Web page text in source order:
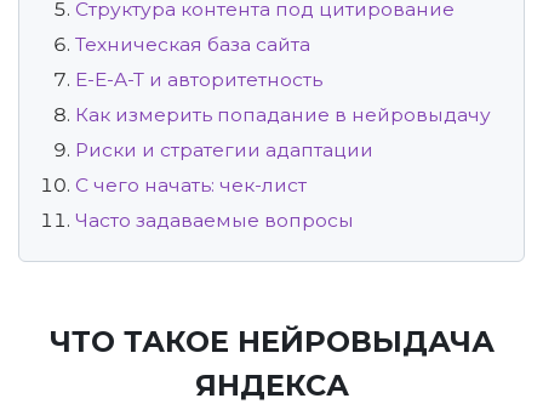
Структура контента под цитирование
Техническая база сайта
E-E-A-T и авторитетность
Как измерить попадание в нейровыдачу
Риски и стратегии адаптации
С чего начать: чек-лист
Часто задаваемые вопросы
ЧТО ТАКОЕ НЕЙРОВЫДАЧА
ЯНДЕКСА